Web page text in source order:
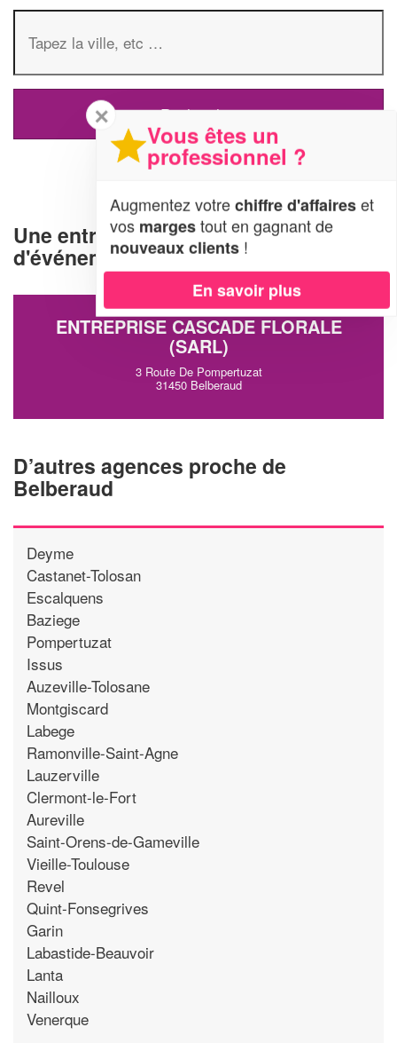
Une entreprise d'organisation
d'événements à Belberaud (31450)
ENTREPRISE CASCADE FLORALE
(SARL)
3 Route De Pompertuzat
31450 Belberaud
D’autres agences proche de
Belberaud
Deyme
Castanet-Tolosan
Escalquens
Baziege
Pompertuzat
Issus
Auzeville-Tolosane
Montgiscard
Labege
Ramonville-Saint-Agne
Lauzerville
Clermont-le-Fort
Aureville
Saint-Orens-de-Gameville
Vieille-Toulouse
Revel
Quint-Fonsegrives
Garin
Labastide-Beauvoir
Lanta
Nailloux
Venerque
✕
Vous êtes un
professionnel ?
Augmentez votrechiffre d'affaireset
vos margestout en gagnant de
nouveaux clients !
En savoir plus